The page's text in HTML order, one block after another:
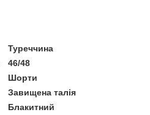
Туреччина
46/48
Шорти
Завищена талія
Блакитний